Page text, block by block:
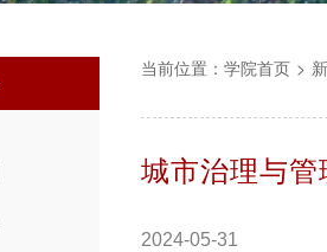
当前位置： 学院首页 >
城市治理与
2024-05-31